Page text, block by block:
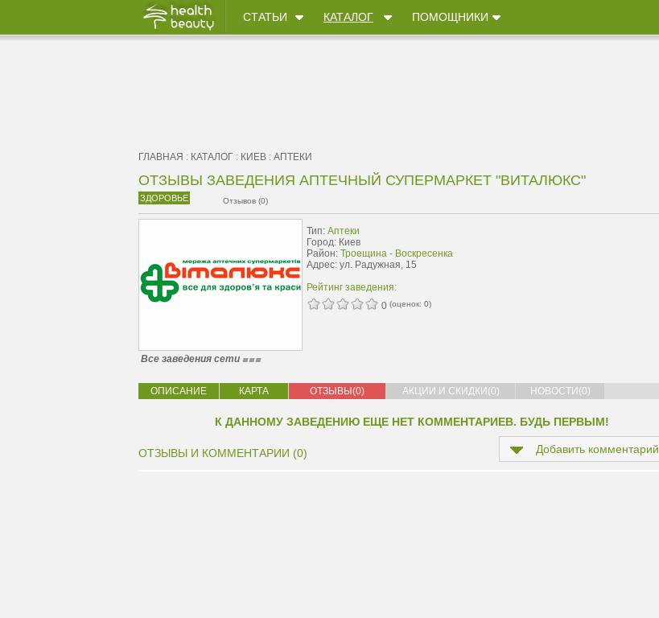
СТАТЬИ КАТАЛОГ ПОМОЩНИКИ
ГЛАВНАЯ : КАТАЛОГ : КИЕВ : АПТЕКИ
ОТЗЫВЫ ЗАВЕДЕНИЯ АПТЕЧНЫЙ СУПЕРМАРКЕТ "ВИТАЛЮКС"
ЗДОРОВЬЕ Отзывов (0)
Тип: Аптеки
Город: Киев
Район: Троещина - Воскресенка
Адрес: ул. Радужная, 15
Рейтинг заведения:
0 (оценок: 0)
Все заведения сети
ОПИСАНИЕ КАРТА ОТЗЫВЫ(0) АКЦИИ И СКИДКИ(0) НОВОСТИ(0)
К ДАННОМУ ЗАВЕДЕНИЮ ЕЩЕ НЕТ КОММЕНТАРИЕВ. БУДЬ ПЕРВЫМ!
ОТЗЫВЫ И КОММЕНТАРИИ (0) Добавить комментарий